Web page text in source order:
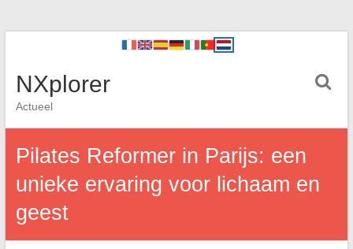
NXplorer
Actueel
Pilates Reformer in Parijs: een
unieke ervaring voor lichaam en
geest